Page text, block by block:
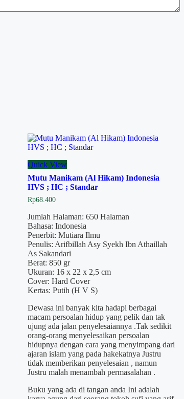
Quick View
Mutu Manikam (Al Hikam) Indonesia
HVS ; HC ; Standar
Rp68.400
Jumlah Halaman: 650 Halaman
Bahasa: Indonesia
Penerbit: Mutiara Ilmu
Penulis: Arifbillah Asy Syekh Ibn Athaillah
As Sakandari
Berat: 850 gr
Ukuran: 16 x 22 x 2,5 cm
Cover: Hard Cover
Kertas: Putih (H V S)
Dewasa ini banyak kita hadapi berbagai
macam persoalan hidup yang pelik dan tak
ujung ada jalan penyelesaiannya .Tak sedikit
orang-orang menyelesaikan persoalan
hidupnya dengan cara yang menyimpang dari
ajaran islam yang pada hakekatnya Justru
tidak memberikan penyelesaian , namun
Justru malah menambah permasalahan .
Buku yang ada di tangan anda Ini adalah